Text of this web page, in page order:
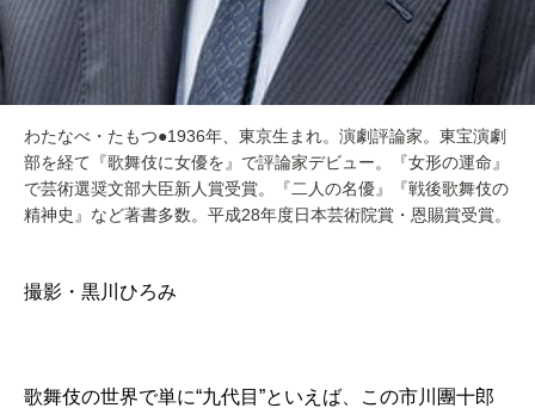
わたなべ・たもつ●1936年、東京生まれ。演劇評論家。東宝演劇
部を経て『歌舞伎に女優を』で評論家デビュー。『女形の運命』
で芸術選奨文部大臣新人賞受賞。『二人の名優』『戦後歌舞伎の
精神史』など著書多数。平成28年度日本芸術院賞・恩賜賞受賞。
撮影・黒川ひろみ
歌舞伎の世界で単に“九代目”といえば、この市川團十郎